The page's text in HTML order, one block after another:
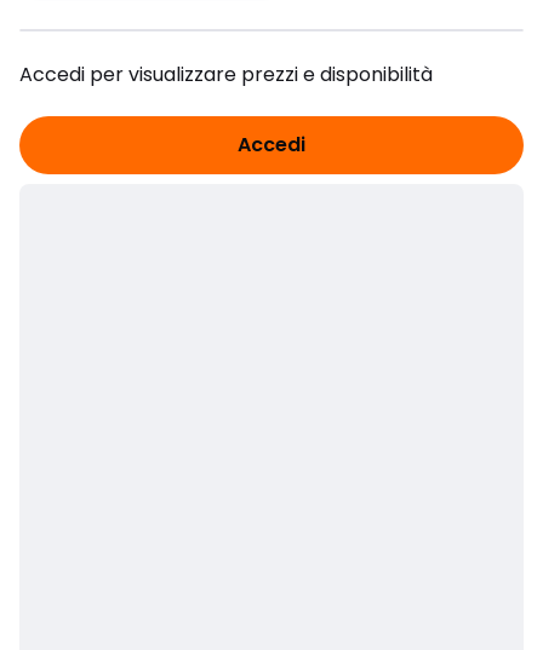
Accedi per visualizzare prezzi e disponibilità
Accedi